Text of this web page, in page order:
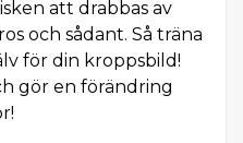
att drabbas av
och sådant. Så träna
för din kroppsbild!
gör en förändring